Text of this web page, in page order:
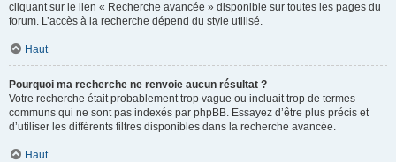
cliquant sur le lien « Recherche avancée » disponible sur toutes les pages du
forum. L’accès à la recherche dépend du style utilisé.
Haut
Pourquoi ma recherche ne renvoie aucun résultat ?
Votre recherche était probablement trop vague ou incluait trop de termes
communs qui ne sont pas indexés par phpBB. Essayez d’être plus précis et
d’utiliser les différents filtres disponibles dans la recherche avancée.
Haut